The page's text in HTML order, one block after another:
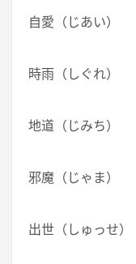
自愛（じあ
時雨（しぐ
地道（じ
邪魔（じゃ
出世（しゅ